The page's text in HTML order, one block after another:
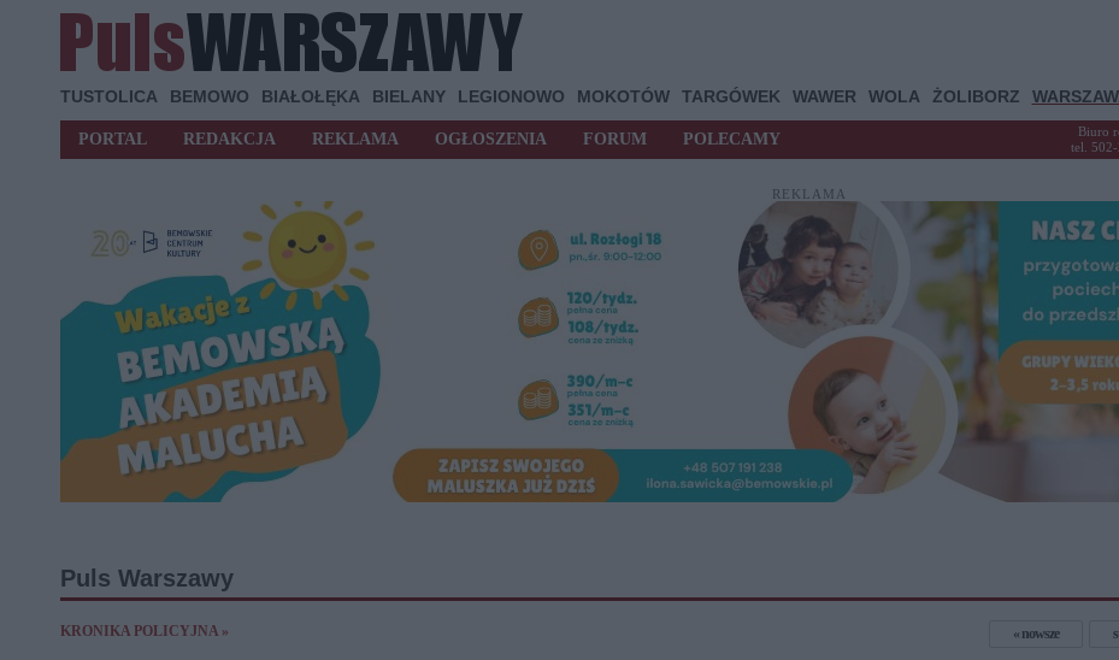
TUSTOLICA BEMOWO BIAŁOŁĘKA BIELANY LEGIONOWO MOKOTÓW TARGÓWEK WAWER WOLA ŻOLIBORZ
PORTAL REDAKCJA REKLAMA OGŁOSZENIA FORUM POLECAMY
Biuro
tel.
REKLAMA
Puls Warszawy
KRONIKA POLICYJNA » nowsze